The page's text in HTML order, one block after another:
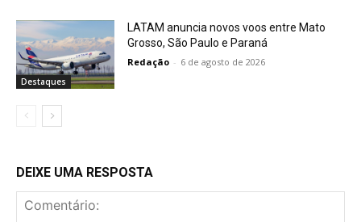
Destaques
LATAM anuncia novos voos entre Mato
Grosso, São Paulo e Paraná
Redação - 6 de agosto de 2026
DEIXE UMA RESPOSTA